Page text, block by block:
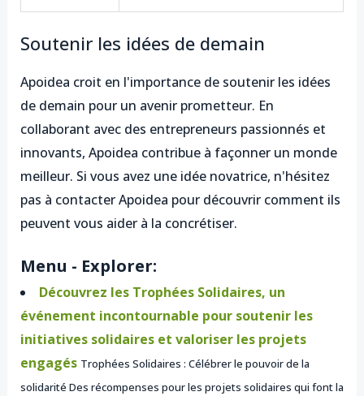
Soutenir les idées de demain
Apoidea croit en l'importance de soutenir les idées
de demain pour un avenir prometteur. En
collaborant avec des entrepreneurs passionnés et
innovants, Apoidea contribue à façonner un monde
meilleur. Si vous avez une idée novatrice, n'hésitez
pas à contacter Apoidea pour découvrir comment ils
peuvent vous aider à la concrétiser.
Menu - Explorer:
Découvrez les Trophées Solidaires, un
événement incontournable pour soutenir les
initiatives solidaires et valoriser les projets
engagés Trophées Solidaires : Célébrer le pouvoir de la
solidarité Des récompenses pour les projets solidaires qui font la